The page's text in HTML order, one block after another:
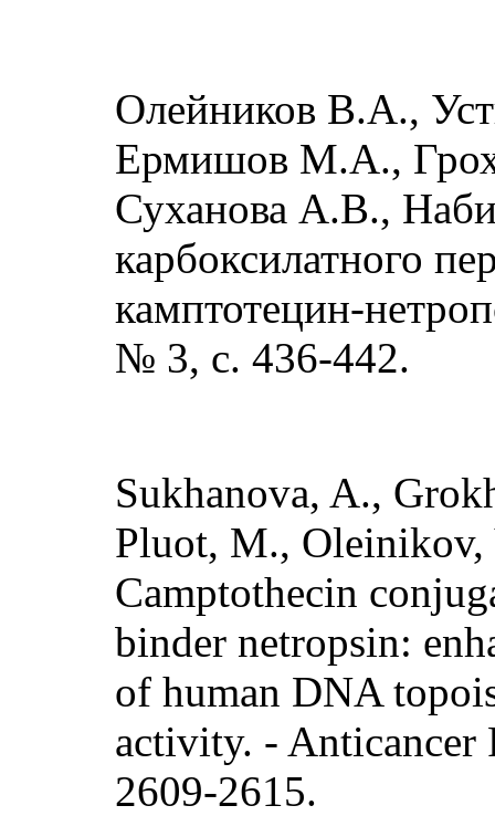
Олейников В.А.,
Ермишов М.А.,
Суханова А.В.,
карбоксилатного
камптотецин-
№ 3, с. 436-442.
Sukhanova, A.,
Pluot, M., Oleinikov,
Camptothecin
binder netropsin:
of human DNA
activity. - Anticancer
2609-2615.